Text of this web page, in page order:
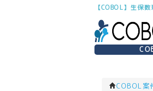
【COBOL】生保
COBOL案